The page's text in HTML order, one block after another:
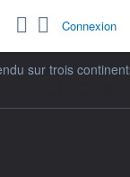
Connexion
sur trois